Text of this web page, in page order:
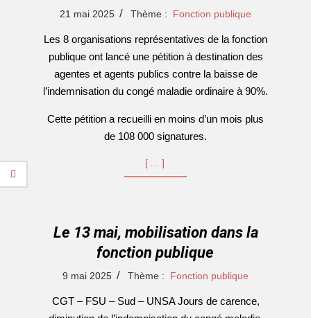
2025-
21
21 mai 2025 Thème : Fonction publique
Les 8 organisations représentatives de la fonction
publique ont lancé une pétition à destination des
agentes et agents publics contre la baisse de
l’indemnisation du congé maladie ordinaire à 90%.
Cette pétition a recueilli en moins d’un mois plus
de 108 000 signatures.
[…]
Le 13 mai, mobilisation dans la
fonction publique
2025-9 mai 2025 Thème : Fonction publique
CGT – FSU – Sud – UNSA Jours de carence,